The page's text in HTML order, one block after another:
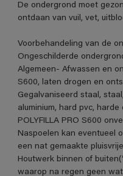
De ondergrond moet
ontdaan van vuil, vet,
Voorbehandeling van de
Ongeschilderde
Algemeen- Afwassen en
S600, laten drogen en
Gegalvaniseerd staal,
aluminium, hard pvc,
POLYFILLA PRO S600
Naspoelen kan eventueel
een nat gemaakte
Houtwerk binnen of
waarop na regen geen